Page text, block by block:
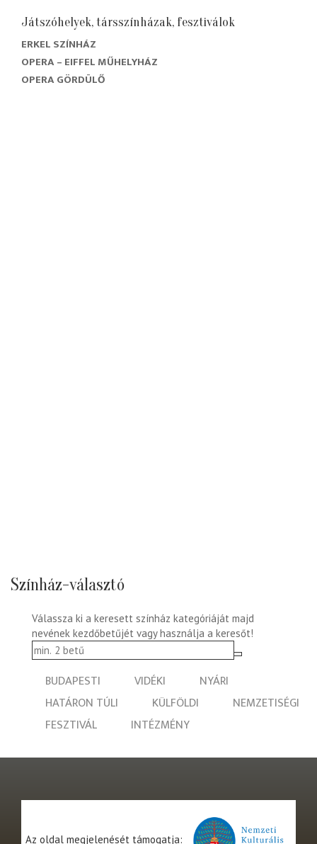
Játszóhelyek, társszínházak, fesztiválok
ERKEL SZÍNHÁZ
OPERA – EIFFEL MŰHELYHÁZ
OPERA GÖRDÜLŐ
Színház-választó
Válassza ki a keresett színház kategóriáját majd
nevének kezdőbetűjét vagy használja a keresőt!
BUDAPESTI VIDÉKI
NYÁRI
HATÁRON TÚLI
KÜLFÖLDI
NEMZETISÉGI
FESZTIVÁL
INTÉZMÉNY
Az oldal megjelenését támogatja: